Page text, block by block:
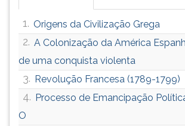
1. Origens da Civilização Grega
2. A Colonização da América
de uma conquista violenta
3. Revolução Francesa (1789-1799)
4. Processo de Emancipação
O